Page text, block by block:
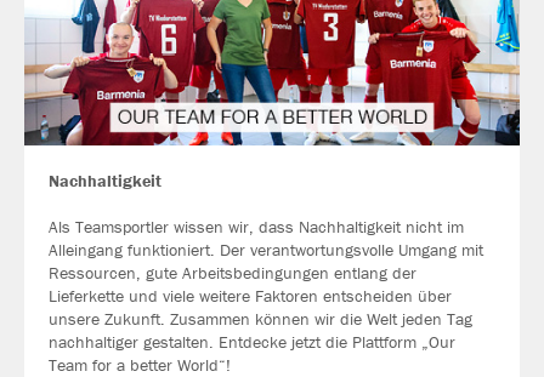
Nachhaltigkeit
Als Teamsportler wissen wir, dass Nachhaltigkeit nicht im
Alleingang funktioniert. Der verantwortungsvolle Umgang mit
Ressourcen, gute Arbeitsbedingungen entlang der
Lieferkette und viele weitere Faktoren entscheiden über
unsere Zukunft. Zusammen können wir die Welt jeden Tag
nachhaltiger gestalten. Entdecke jetzt die Plattform „Our
Team for a better World“!